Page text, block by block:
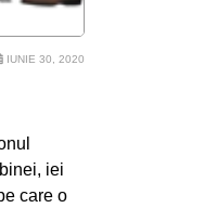
IUNIE 30, 2020
iei
care o